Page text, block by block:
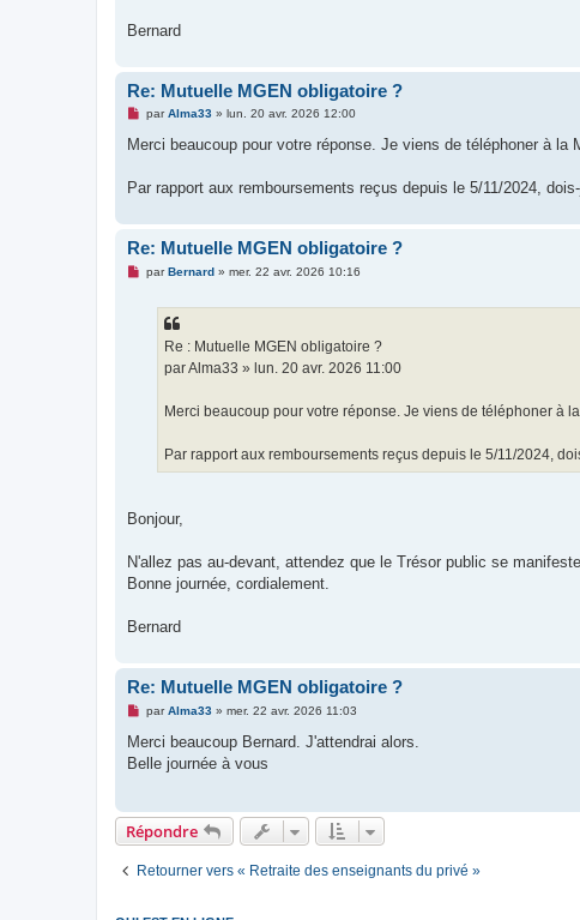
Bernard
Re: Mutuelle MGEN obligatoire ?
M
s
g
o
n
l
u
parAlma33» lun. 20 avr. 2026 12:00
Merci beaucoup pour votre réponse. Je viens de téléphoner à
Par rapport aux remboursements reçus depuis le 5/11/2024,
Re: Mutuelle MGEN obligatoire ?
MparBernard» mer. 22 avr. 2026 10:16
Re : Mutuelle MGEN obligatoire ?
par Alma33 » lun. 20 avr. 2026 11:00
Merci beaucoup pour votre réponse. Je viens de téléphoner à
Par rapport aux remboursements reçus depuis le 5/11/2024,
Bonjour,
N'allez pas au-devant, attendez que le Trésor public se
Bonne journée, cordialement.
Bernard
Re: Mutuelle MGEN obligatoire ?
M
s
a
n
o
n
u
parAlma33» mer. 22 avr. 2026 11:03
Merci beaucoup Bernard. J'attendrai alors.
Belle journée à vous
Répondre
Retourner vers « Retraite des enseignants du privé »